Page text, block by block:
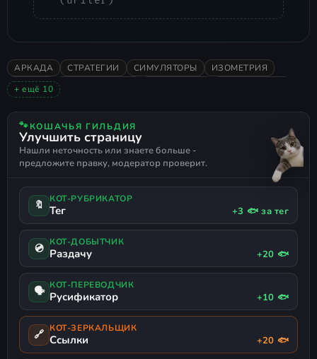
АРКАДА СТРАТЕГИИ СИМУЛЯТОРЫ
ИЗОМЕТРИЯ
ЭКШЕН
BEAT 'EM UP
СИМУЛЯТОР БОГА
ACTION RTS
+ ещё 10
🐾КОШАЧЬЯ ГИЛЬДИЯ
Улучшить страницу
Нашли неточность или знаете больше -
предложите правку, модератор проверит.
🔖 КОТ-РУБРИКАТОР
Тег +3 🐟 за тег
💿 КОТ-ДОБЫТЧИК
Раздачу +20 🐟
🗣 КОТ-ПЕРЕВОДЧИК
Русификатор +10 🐟
🔗 КОТ-ЗЕРКАЛЬЩИК
Ссылки +20 🐟